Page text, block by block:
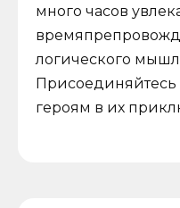
много часов
логического
героям в их